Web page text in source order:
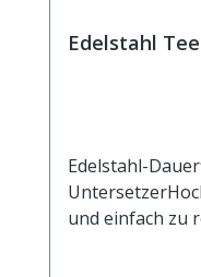
Edelstahl
Edelstahl-
und einfach zu